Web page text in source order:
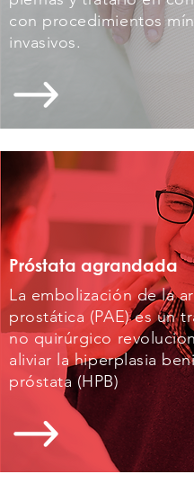
con procedimientos
invasivos.
Próstata agrandada
La embolización de la
prostática (PAE) es un
no quirúrgico
aliviar la hiperplasia
próstata (HPB)